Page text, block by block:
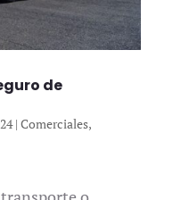
de
| Comerciales,